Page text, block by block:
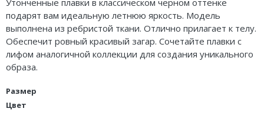
подарят вам идеальную летнюю яркость. Модель
выполнена из ребристой ткани. Отлично прилагает к телу.
Обеспечит ровный красивый загар. Сочетайте плавки с
лифом аналогичной коллекции для создания уникального
образа.
Размер
Цвет
Tkees